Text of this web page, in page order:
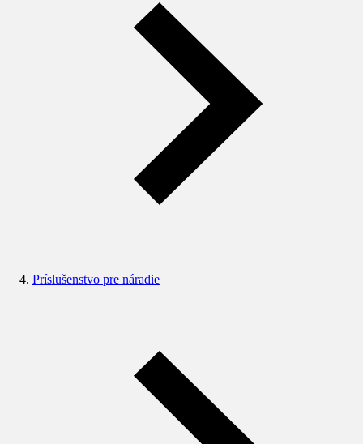
Príslušenstvo pre náradie